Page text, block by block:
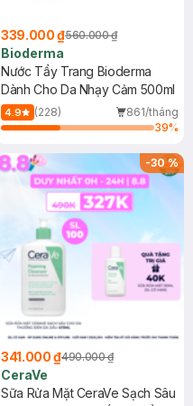
339.000 ₫560.000 ₫
Bioderma
Nước Tẩy Trang Bioderma
Dành Cho Da Nhạy Cảm 500ml
4.9 (228)
861/tháng
39%
-30%
341.000 ₫490.000 ₫
CeraVe
Sữa Rửa Mặt CeraVe Sạch Sâu